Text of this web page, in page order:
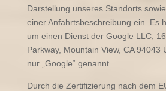
Darstellung unseres Standorts
einer Anfahrtsbeschreibung ein. Es
um einen Dienst der Google LLC,
Parkway, Mountain View, CA 94043
nur „Google“ genannt.
Durch die Zertifizierung nach dem